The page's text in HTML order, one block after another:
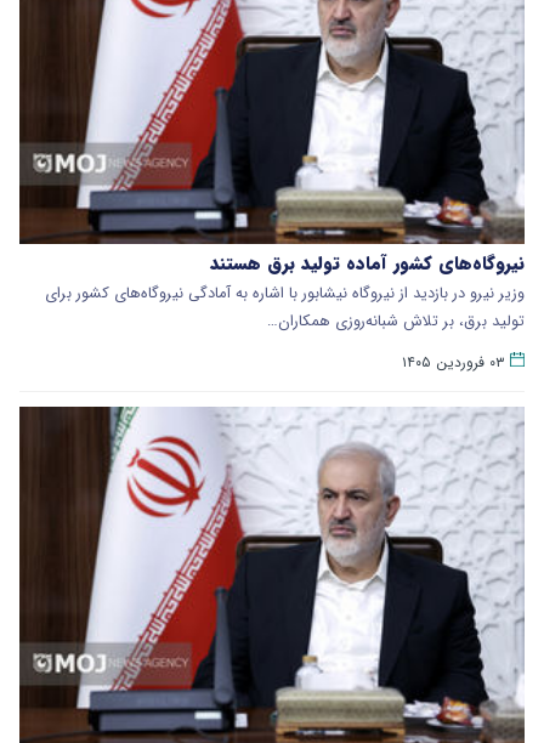
نیروگاه‌های کشور آماده تولید برق هستند
وزیر نیرو در بازدید از نیروگاه نیشابور با اشاره به آمادگی نیروگاه‌های کشور برای
تولید برق، بر تلاش شبانه‌روزی همکاران…
۰۳ فروردین ۱۴۰۵